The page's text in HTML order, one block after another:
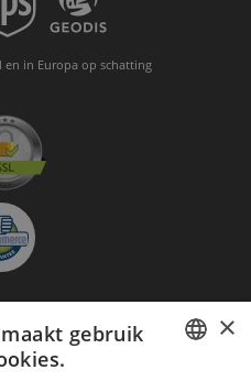
in Europa op schatting
×
gebruik